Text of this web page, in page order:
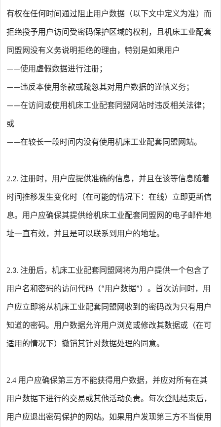
有权在任何时间通过阻止用户数据（以下文中定义为准）而
拒绝授予用户访问受密码保护区域的权利，且机床工业配套
同盟网没有义务说明拒绝的理由，特别是如果用户
——使用虚假数据进行注册；
——违反本使用条款或疏忽其对用户数据的谨慎义务；
——在访问或使用机床工业配套同盟 网站时违反相关法律；
或
——在较长一段时间内没有使用机床工业配套同盟 网站。
2.2. 注册时，用户应提供准确的信息，并且在该等信息随着
时间推移发生变化时（在可能的情况下：在线）立即更新信
息。用户应确保其提供给机床工业配套同盟网 的电子邮件地
址一直有效，并且是可以联系到用户的地址。
2.3. 注册后，机床工业配套同盟网将为用户提供一个包含了
用户名和密码的访问代码（“用户数据”）。首次访问时，用
户应立即将从机床工业配套同盟网 收到的密码改为只有用户
知道的密码。用户数据允许用户浏览或修改其数据或（在可
适用的情况下）撤销其针对数据处理的同意。
2.4 用户应确保第三方不能获得用户数据，并应对所有在其
用户数据下进行的交易或其他活动负责。每次登陆结束后，
用户应退出密码保护的网站。如果用户发现第三方不当使用